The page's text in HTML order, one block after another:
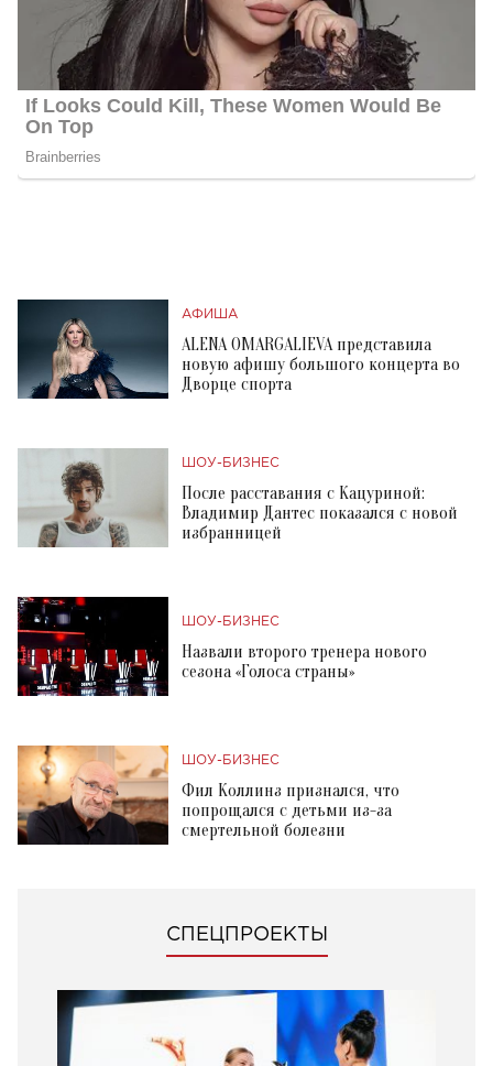
АФИША
ALENA OMARGALIEVA представила
новую афишу большого концерта во
Дворце спорта
ШОУ-БИЗНЕС
После расставания с Кацуриной:
Владимир Дантес показался с новой
избранницей
ШОУ-БИЗНЕС
Назвали второго тренера нового
сезона «Голоса страны»
ШОУ-БИЗНЕС
Фил Коллинз признался, что
попрощался с детьми из-за
смертельной болезни
СПЕЦПРОЕКТЫ